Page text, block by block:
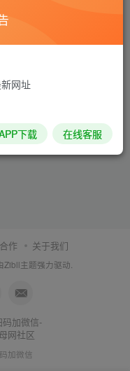
作 关于我们
Zibll主题强力驱动.
加微信
网址
下载 在线客服